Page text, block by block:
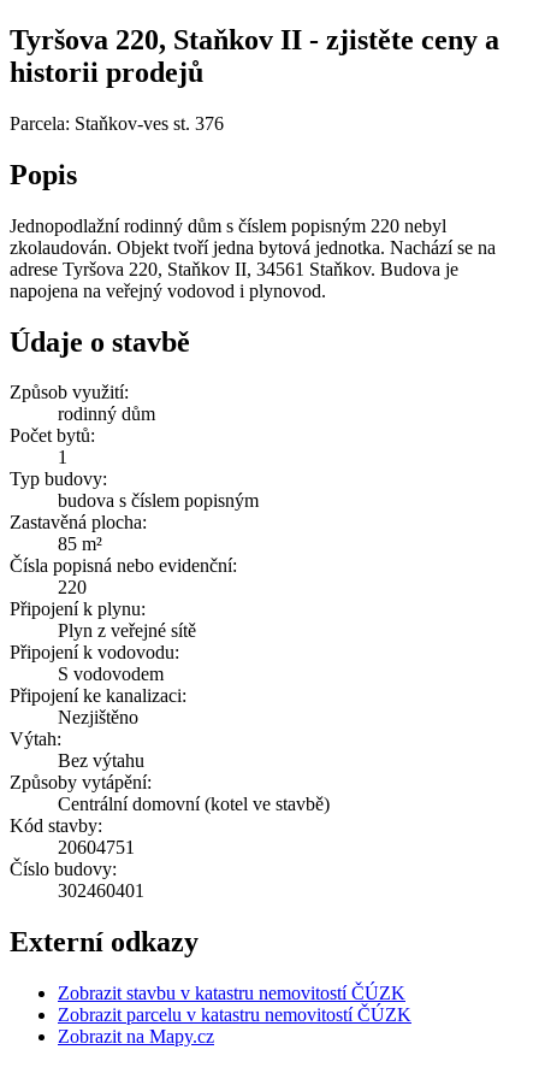
Tyršova 220, Staňkov II - zjistěte ceny a
historii prodejů
Parcela: Staňkov-ves st. 376
Popis
Jednopodlažní rodinný dům s číslem popisným 220 nebyl
zkolaudován. Objekt tvoří jedna bytová jednotka. Nachází se na
adrese Tyršova 220, Staňkov II, 34561 Staňkov. Budova je
napojena na veřejný vodovod i plynovod.
Údaje o stavbě
Způsob využití:
rodinný dům
Počet bytů:
1
Typ budovy:
budova s číslem popisným
Zastavěná plocha:
85 m²
Čísla popisná nebo evidenční:
220
Připojení k plynu:
Plyn z veřejné sítě
Připojení k vodovodu:
S vodovodem
Připojení ke kanalizaci:
Nezjištěno
Výtah:
Bez výtahu
Způsoby vytápění:
Centrální domovní (kotel ve stavbě)
Kód stavby:
20604751
Číslo budovy:
302460401
Externí odkazy
Zobrazit stavbu v katastru nemovitostí ČÚZK
Zobrazit parcelu v katastru nemovitostí ČÚZK
Zobrazit na Mapy.cz